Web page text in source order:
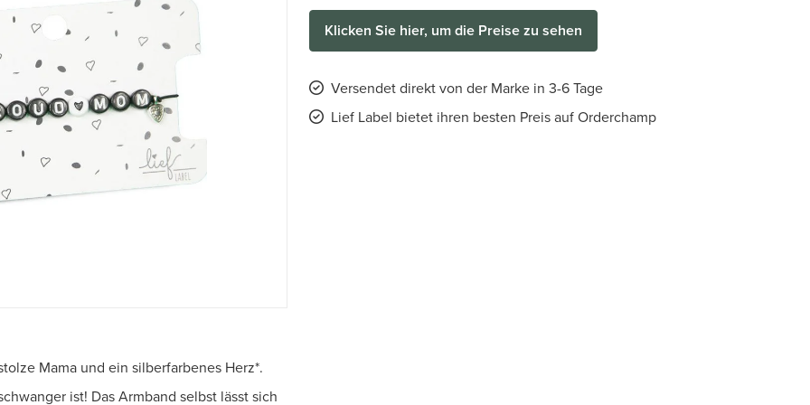
Klicken Sie hier, um die Preise zu sehen
Versendet direkt von der Marke in 3-6 Tage
Lief Label bietet ihren besten Preis auf Orderchamp
Mama und ein silberfarbenes Herz*.
ist! Das Armband selbst lässt sich